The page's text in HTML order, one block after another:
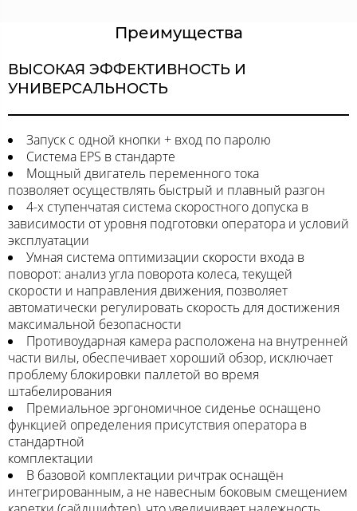
Преимущества
ВЫСОКАЯ ЭФФЕКТИВНОСТЬ И
УНИВЕРСАЛЬНОСТЬ
Запуск с одной кнопки + вход по паролю
Система EPS в стандарте
Мощный двигатель переменного тока
позволяет осуществлять быстрый и плавный разгон
4-х ступенчатая система скоростного допуска в
зависимости от уровня подготовки оператора и условий
эксплуатации
Умная система оптимизации скорости входа в
поворот: анализ угла поворота колеса, текущей
скорости и направления движения, позволяет
автоматически регулировать скорость для достижения
максимальной безопасности
Противоударная камера расположена на внутренней
части вилы, обеспечивает хороший обзор, исключает
проблему блокировки паллетой во время
штабелирования
Премиальное эргономичное сиденье оснащено
функцией определения присутствия оператора в
стандартной
комплектации
В базовой комплектации ричтрак оснащён
интегрированным, а не навесным боковым смещением